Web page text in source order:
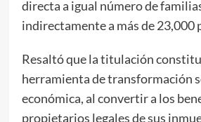
directa a igual número de
indirectamente a más de 23,000
Resaltó que la titulación
herramienta de transformación
económica, al convertir a los
propietarios legales de sus